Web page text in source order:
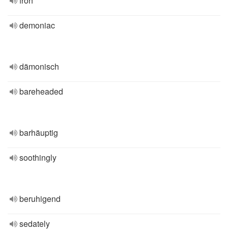
demoniac
dämonisch
bareheaded
barhäuptig
soothingly
beruhigend
sedately